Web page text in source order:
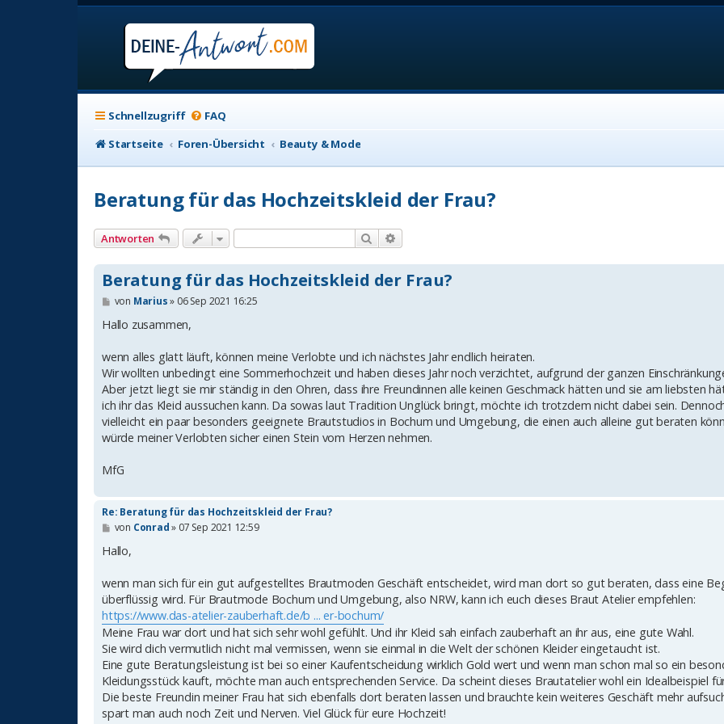
Schnellzugriff FAQ
Startseite
Foren-Übersicht Beauty & Mode
Beratung für das Hochzeitskleid der Frau?
Antworten Suche
Beratung für das Hochzeitskleid der Frau?
B
i
a
g
von Marius» 06 Sep 2021 16:25
Hallo zusammen,
wenn alles glatt läuft, können meine Verlobte und ich nächstes Jahr endlich heiraten.
Wir wollten unbedingt eine Sommerhochzeit und haben dieses Jahr noch verzichtet, aufgrund der ganzen
Aber jetzt liegt sie mir ständig in den Ohren, dass ihre Freundinnen alle keinen Geschmack hätten und sie am liebsten
ich ihr das Kleid aussuchen kann. Da sowas laut Tradition Unglück bringt, möchte ich trotzdem nicht dabei sein.
vielleicht ein paar besonders geeignete Brautstudios in Bochum und Umgebung, die einen auch alleine gut beraten
würde meiner Verlobten sicher einen Stein vom Herzen nehmen.
MfG
Re: Beratung für das Hochzeitskleid der Frau?
B
i
a
g
von Conrad» 07 Sep 2021 12:59
Hallo,
wenn man sich für ein gut aufgestelltes Brautmoden Geschäft entscheidet, wird man dort so gut beraten, dass eine
überflüssig wird. Für Brautmode Bochum und Umgebung, also NRW, kann ich euch dieses Braut Atelier empfehlen:
https://www.das-atelier-zauberhaft.de/b ... er-bochum/
Meine Frau war dort und hat sich sehr wohl gefühlt. Und ihr Kleid sah einfach zauberhaft an ihr aus, eine gute Wahl.
Sie wird dich vermutlich nicht mal vermissen, wenn sie einmal in die Welt der schönen Kleider eingetaucht ist.
Eine gute Beratungsleistung ist bei so einer Kaufentscheidung wirklich Gold wert und wenn man schon mal so ein
Kleidungsstück kauft, möchte man auch entsprechenden Service. Da scheint dieses Brautatelier wohl ein Idealbeispiel
Die beste Freundin meiner Frau hat sich ebenfalls dort beraten lassen und brauchte kein weiteres Geschäft mehr
spart man auch noch Zeit und Nerven. Viel Glück für eure Hochzeit!